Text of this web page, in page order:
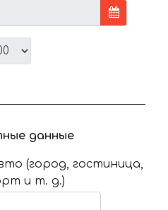
данные
(город, гостиница,
и т. д.)